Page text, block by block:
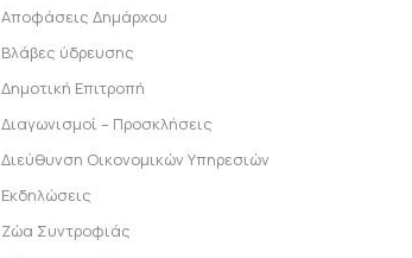
Αποφάσεις Δημάρχου
Βλάβες ύδρευσης
Δημοτική Επιτροπή
Διαγωνισμοί – Προσκλήσεις
Διεύθυνση Οικονομικών Υπηρεσιών
Εκδηλώσεις
Ζώα Συντροφιάς